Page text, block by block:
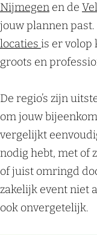
Nijmegen en de
jouw plannen
locaties is er volop
groots en
De regio’s zijn
om jouw
vergelijkt
nodig hebt, met of
of juist omringd
zakelijk event niet
ook onvergetelijk.